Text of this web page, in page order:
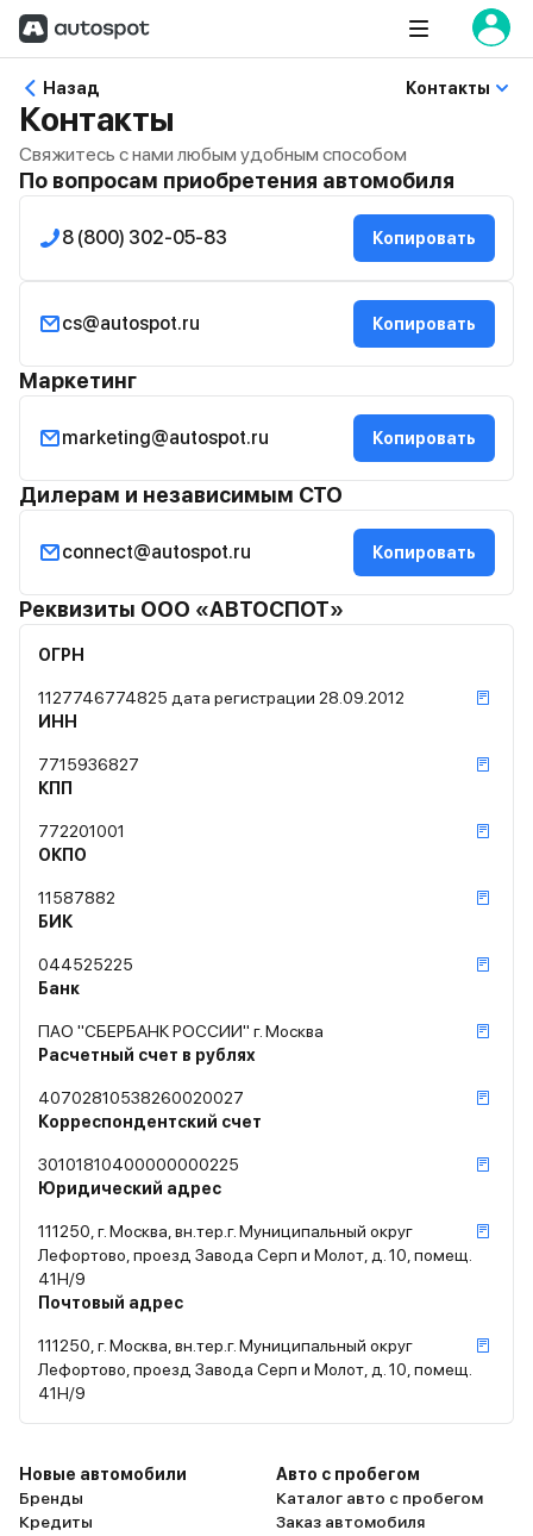
Назад Контакты
Контакты
Свяжитесь с нами любым удобным способом
По вопросам приобретения автомобиля
8 (800) 302-05-83 Копировать
cs@autospot.ru Копировать
Маркетинг
marketing@autospot.ru Копировать
Дилерам и независимым СТО
connect@autospot.ru Копировать
Реквизиты ООО «АВТОСПОТ»
ОГРН
1127746774825 дата регистрации 28.09.2012
ИНН
7715936827
КПП
772201001
ОКПО
11587882
БИК
044525225
Банк
ПАО "СБЕРБАНК РОССИИ" г. Москва
Расчетный счет в рублях
40702810538260020027
Корреспондентский счет
30101810400000000225
Юридический адрес
111250, г. Москва, вн.тер.г. Муниципальный округ
Лефортово, проезд Завода Серп и Молот, д. 10, помещ.
41Н/9
Почтовый адрес
111250, г. Москва, вн.тер.г. Муниципальный округ
Лефортово, проезд Завода Серп и Молот, д. 10, помещ.
41Н/9
Новые автомобили
Бренды
Кредиты
Авто с пробегом
Каталог авто с пробегом
Заказ автомобиля